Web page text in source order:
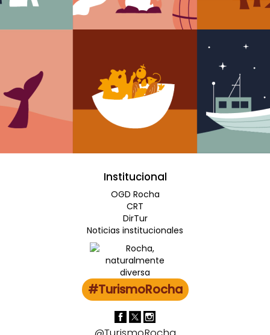
Institucional
OGD Rocha
CRT
DirTur
Noticias institucionales
#TurismoRocha